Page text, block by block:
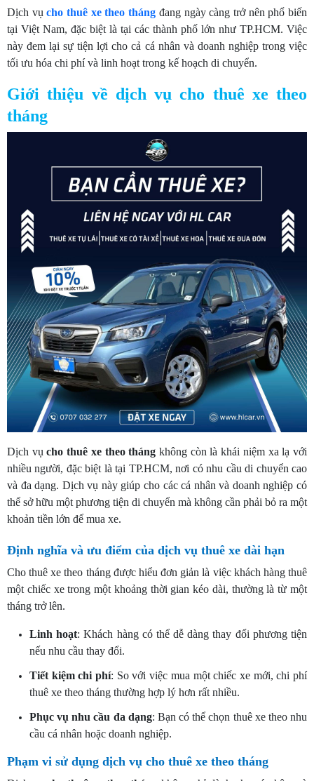
Dịch vụcho thuê xe theo tháng đang ngày càng trở nên phổ biến
tại Việt Nam, đặc biệt là tại các thành phố lớn như TP.HCM. Việc
này đem lại sự tiện lợi cho cả cá nhân và doanh nghiệp trong việc
tối ưu hóa chi phí và linh hoạt trong kế hoạch di chuyển.
Giới thiệu về dịch vụ cho thuê xe theo
tháng
Dịch vụcho thuê xe theo tháng không còn là khái niệm xa lạ với
nhiều người, đặc biệt là tại TP.HCM, nơi có nhu cầu di chuyển cao
và đa dạng. Dịch vụ này giúp cho các cá nhân và doanh nghiệp có
thể sở hữu một phương tiện di chuyển mà không cần phải bỏ ra một
khoản tiền lớn để mua xe.
Định nghĩa và ưu điểm của dịch vụ thuê xe dài hạn
Cho thuê xe theo tháng được hiểu đơn giản là việc khách hàng thuê
một chiếc xe trong một khoảng thời gian kéo dài, thường là từ một
tháng trở lên.
Linh hoạt: Khách hàng có thể dễ dàng thay đổi phương tiện
nếu nhu cầu thay đổi.
Tiết kiệm chi phí: So với việc mua một chiếc xe mới, chi phí
thuê xe theo tháng thường hợp lý hơn rất nhiều.
Phục vụ nhu cầu đa dạng: Bạn có thể chọn thuê xe theo nhu
cầu cá nhân hoặc doanh nghiệp.
Phạm vi sử dụng dịch vụ cho thuê xe theo tháng